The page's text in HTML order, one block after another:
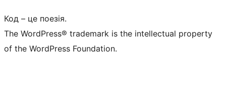
Код – це поезія.
The WordPress® trademark is the intellectual property
of the WordPress Foundation.